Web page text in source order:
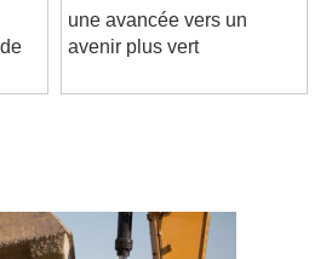
Bornes de connexion :
une avancée vers un